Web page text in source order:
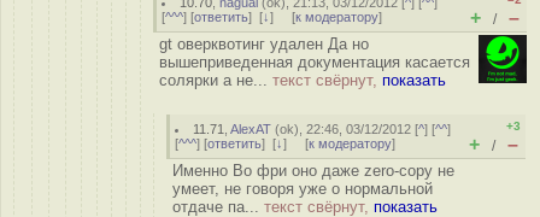
[^^^] [ответить] [↓] [к модератору] + / –
gt оверквотинг удален Да но
вышеприведенная документация касается
солярки а не... текст свёрнут, показать
11.71 ,AlexAT (ok), 22:46, 03/12/2012 [^] [^^]
[^^^] [ответить] [↓] [к модератору]
+3
+ / –
Именно Во фри оно даже zero-copy не
умеет, не говоря уже о нормальной
отдаче па... текст свёрнут, показать